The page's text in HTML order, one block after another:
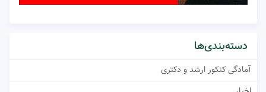
دسته‌بندی‌ها
آمادگی کنکور ارشد و دکتری